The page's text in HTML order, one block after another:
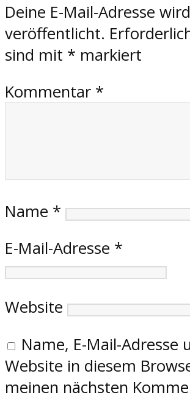
Deine E-Mail-Adresse
veröffentlicht.
sind mit * markiert
Kommentar *
Name *
E-Mail-Adresse *
Website
Name, E-Mail-Adresse
Website in diesem
meinen nächsten